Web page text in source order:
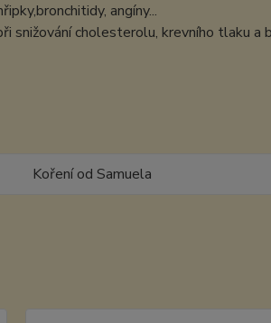
angíny...
snižování cholesterolu, krevního tlaku a
Koření od Samuela